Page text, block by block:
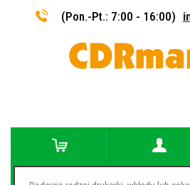
(Pon.-Pt.: 7:00 - 16:00)